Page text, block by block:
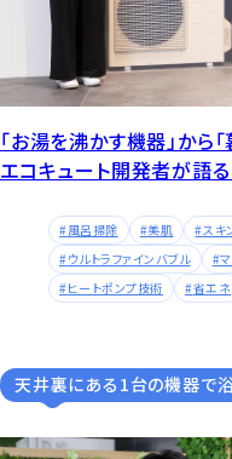
「お湯を沸かす機器」から
エコキュート開発者が語る
風呂掃除 美肌 スキ
ウルトラファインバブル
ヒートポンプ技術
省エネ
天井裏にある1台の機器で